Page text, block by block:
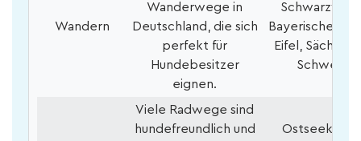
Wandern
Wanderwege in
Deutschland, die sich
perfekt für
Hundebesitzer
eignen.
Bayerische
Eifel,
Schweiz
Viele Radwege sind
hundefreundlich und
Ostseeküste,